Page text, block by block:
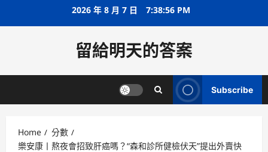
2026 年 8 月 7 日 7:38:56 PM
留給明天的答案
Subscribe
Home
分數
樂安康丨熬夜會招致肝癌嗎？“森和診所健檢伏天”提出外賣快